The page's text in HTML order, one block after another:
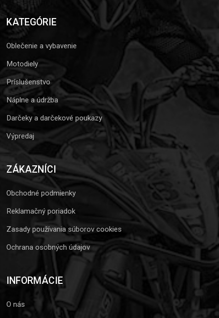
KATEGÓRIE
Oblečenie a vybavenie
Motodiely
Príslušenstvo
Náplne a údržba
Darčeky a darčekové poukazy
Výpredaj
ZÁKAZNÍCI
Obchodné podmienky
Reklamačný poriadok
Zasady používania súborov cookies
Ochrana osobných údajov
INFORMÁCIE
O nás